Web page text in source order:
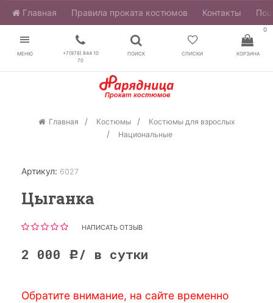
Главная ​Правила проката костюмов Контакты
МЕНЮ
+7(978) 844 10
70
ПОИСК СПИСКИ
0
КОРЗИНА
Главная Костюмы
Костюмы для взрослых
Национальные
Артикул: 6027
Цыганка
НАПИСАТЬ ОТЗЫВ
2 000 Р / в сутки
Обратите внимание, на сайте временно